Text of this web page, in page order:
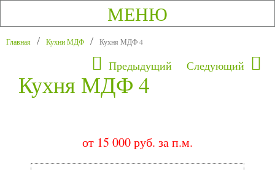
МЕНЮ
Главная Кухни МДФ Кухня МДФ 4
Предыдущий Следующий
Кухня МДФ 4
от 15 000 руб. за п.м.